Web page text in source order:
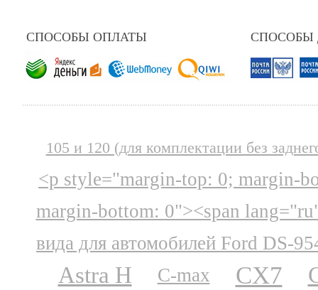
СПОСОБЫ ОПЛАТЫ СПОСОБЫ
105 и 120 (для комплектации без
<p style="margin-top: 0; margin-
margin-bottom: 0"><span
вида для автомобилей Ford DS-
Astra H C-max CX7